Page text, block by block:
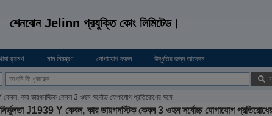
শেনঝেন Jelinn প্রযুক্তি কোং লিমিটেড।
ভ্রমণ মান নিয়ন্ত্রণ যোগাযোগ করুন উদ্ধৃতির জন্য আবেদন
কার ডায়গনস্টিক কেবল 3 ওহম সর্বোচ্চ যোগাযোগ প্রতিরোধের সঙ্গে
J1939 Y কেবল, কার ডায়গনস্টিক কেবল 3 ওহম সর্বোচ্চ যোগাযোগ প্রতিরোধের